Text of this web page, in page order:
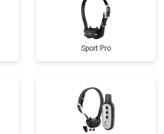
Sport Pro